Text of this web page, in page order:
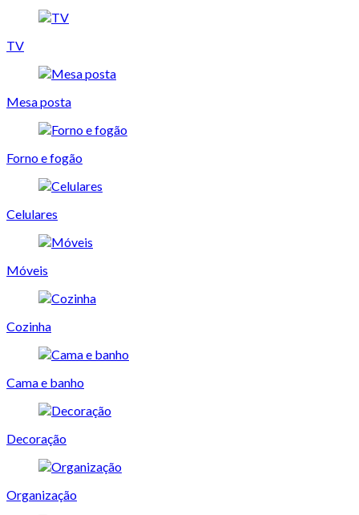
TV
Mesa posta
Forno e fogão
Celulares
Móveis
Cozinha
Cama e banho
Decoração
Organização